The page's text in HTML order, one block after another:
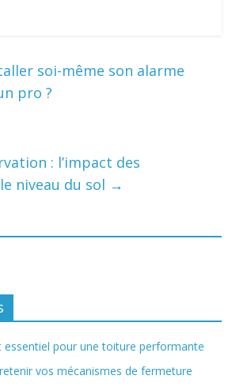
soi-même son alarme
pro ?
: l’impact des
niveau du sol →
essentiel pour une toiture performante
vos mécanismes de fermeture